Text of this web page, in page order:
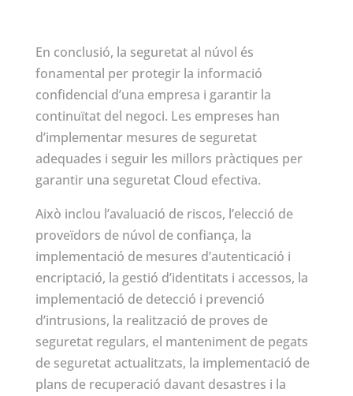
En conclusió, la seguretat al núvol és
fonamental per protegir la informació
confidencial d’una empresa i garantir la
continuïtat del negoci. Les empreses han
d’implementar mesures de seguretat
adequades i seguir les millors pràctiques per
garantir una seguretat Cloud efectiva.
Això inclou l’avaluació de riscos, l’elecció de
proveïdors de núvol de confiança, la
implementació de mesures d’autenticació i
encriptació, la gestió d’identitats i accessos, la
implementació de detecció i prevenció
d’intrusions, la realització de proves de
seguretat regulars, el manteniment de pegats
de seguretat actualitzats, la implementació de
plans de recuperació davant desastres i la